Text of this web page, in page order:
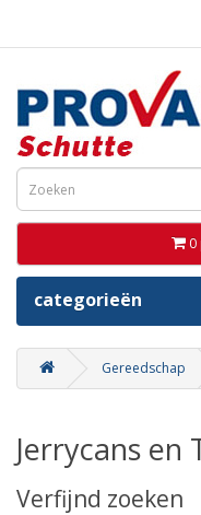
0
categorieën
Gereedschap
Jerrycans en
Verfijnd zoeken